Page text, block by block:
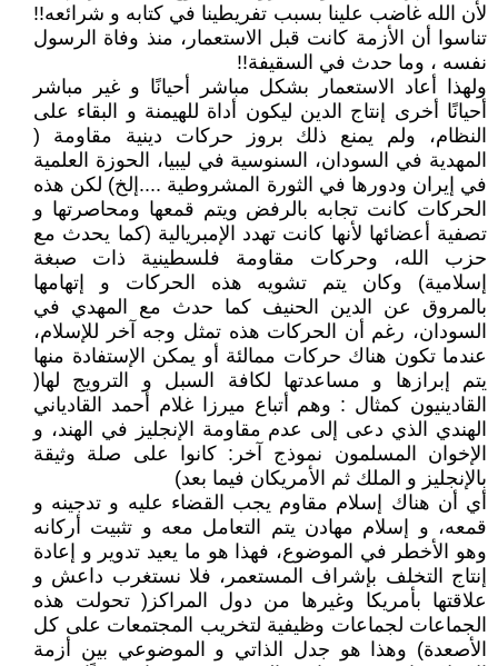
لأن الله غاضب علينا بسبب تفريطينا في كتابه و شرائعه!!
تناسوا أن الأزمة كانت قبل الاستعمار، منذ وفاة الرسول
نفسه ، وما حدث في السقيفة!!
ولهذا أعاد الاستعمار بشكل مباشر أحيانًا و غير مباشر
أحيانًا أخرى إنتاج الدين ليكون أداة للهيمنة و البقاء على
النظام، ولم يمنع ذلك بروز حركات دينية مقاومة (
المهدية في السودان، السنوسية في ليبيا، الحوزة العلمية
في إيران ودورها في الثورة المشروطية ....إلخ) لكن هذه
الحركات كانت تجابه بالرفض ويتم قمعها ومحاصرتها و
تصفية أعضائها لأنها كانت تهدد الإمبريالية (كما يحدث مع
حزب الله، وحركات مقاومة فلسطينية ذات صبغة
إسلامية) وكان يتم تشويه هذه الحركات و إتهامها
بالمروق عن الدين الحنيف كما حدث مع المهدي في
السودان، رغم أن الحركات هذه تمثل وجه آخر للإسلام،
عندما تكون هناك حركات ممالئة أو يمكن الإستفادة منها
يتم إبرازها و مساعدتها لكافة السبل و الترويج لها(
القادينيون كمثال : وهم أتباع ميرزا غلام أحمد القادياني
الهندي الذي دعى إلى عدم مقاومة الإنجليز في الهند، و
الإخوان المسلمون نموذج آخر: كانوا على صلة وثيقة
بالإنجليز و الملك ثم الأمريكان فيما بعد)
أي أن هناك إسلام مقاوم يجب القضاء عليه و تدجينه و
قمعه، و إسلام مهادن يتم التعامل معه و تثبيت أركانه
وهو الأخطر في الموضوع، فهذا هو ما يعيد تدوير و إعادة
إنتاج التخلف بإشراف المستعمر، فلا نستغرب داعش و
علاقتها بأمريكا وغيرها من دول المراكز( تحولت هذه
الجماعات لجماعات وظيفية لتخريب المجتمعات على كل
الأصعدة) وهذا هو جدل الذاتي و الموضوعي بين أزمة